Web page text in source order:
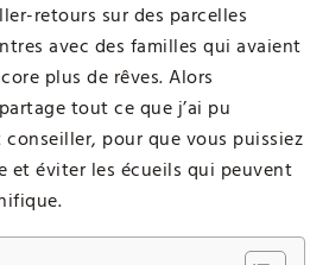
retours sur des parcelles
avec des familles qui avaient
plus de rêves. Alors
tout ce que j’ai pu
conseiller, pour que vous puissiez
et éviter les écueils qui peuvent